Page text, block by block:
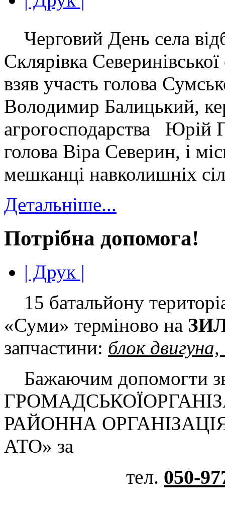
Черговий День села
Склярівка
взяв участь голова
Володимир Балицький,
агрогосподарства Юрій
голова Віра Северин, і
мешканці навколишніх
Детальніше...
Потрібна допомога!
| Друк |
15 батальйону
«Суми» терміново на
запчастини: блок
Бажаючим допомогти
РАЙОННА
АТО» за
тел. 050-